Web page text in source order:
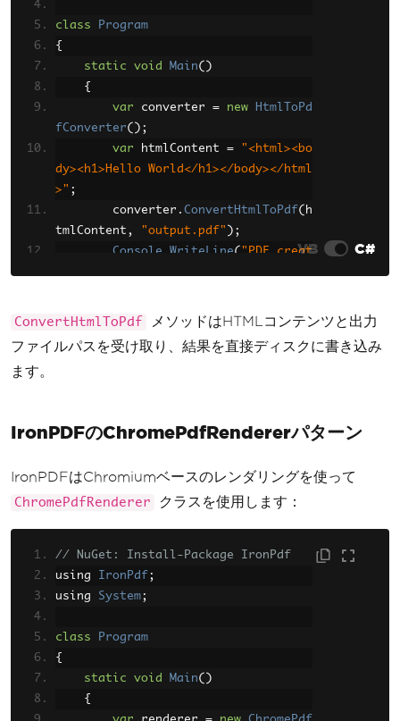
class
Program
{
static
void Main()
{
var converter = new
HtmlToPd
fConverter();
var htmlContent =
"<html><bo
dy><h1>Hello World</h1></body></html
>" ;
        converter
. ConvertHtmlToPdf( h
tmlContent , "output.pdf" );
Console
WriteLine( "PDF creat
VB C#
ConvertHtmlToPdf
メソッドはHTMLコンテンツと出力
ファイルパスを受け取り、結果を直接ディスクに書き込み
ます。
IronPDFのChromePdfRendererパターン
IronPDFはChromiumベースのレンダリングを使って
ChromePdfRenderer クラスを使用します：
// NuGet: Install-Package IronPdf
using IronPdf ;
using System;
class
Program
{
static
void Main()
{